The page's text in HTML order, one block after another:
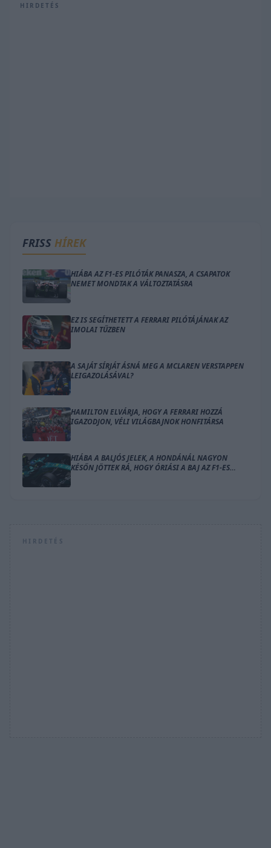
HIRDETÉS
FRISS HÍREK
HIÁBA AZ F1-ES PILÓTÁK PANASZA, A CSAPATOK
NEMET MONDTAK A VÁLTOZTATÁSRA
EZ IS SEGÍTHETETT A FERRARI PILÓTÁJÁNAK AZ
IMOLAI TŰZBEN
A SAJÁT SÍRJÁT ÁSNÁ MEG A MCLAREN VERSTAPPEN
LEIGAZOLÁSÁVAL?
HAMILTON ELVÁRJA, HOGY A FERRARI HOZZÁ
IGAZODJON, VÉLI VILÁGBAJNOK HONFITÁRSA
HIÁBA A BALJÓS JELEK, A HONDÁNÁL NAGYON
KÉSŐN JÖTTEK RÁ, HOGY ÓRIÁSI A BAJ AZ F1-ES
HIRDETÉS